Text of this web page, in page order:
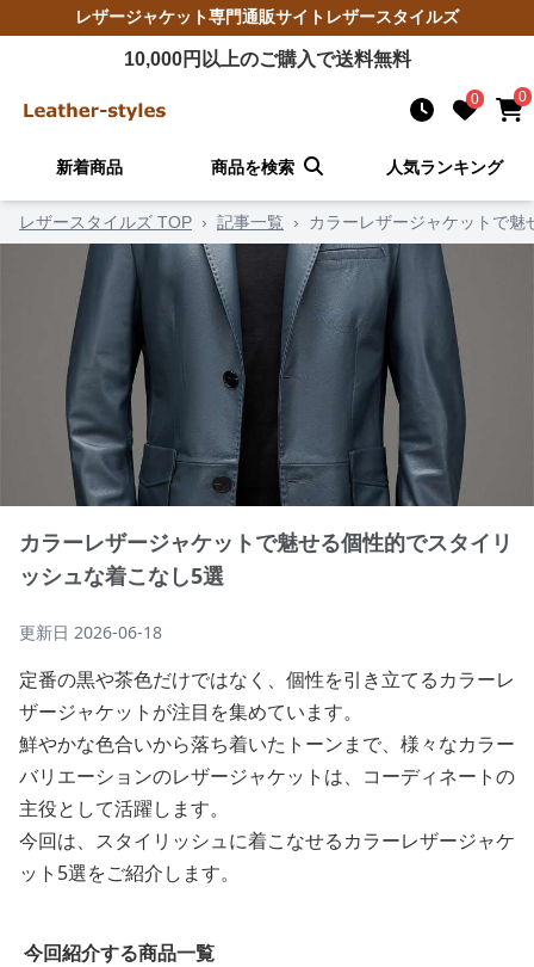
レザージャケット専門通販サイト レザースタイルズ
10,000円以上のご購入で送料無料
0 0
新着商品 商品を検索 人気ランキング
レザースタイルズ TOP › 記事一覧 › カラーレザージャケットで
カラーレザージャケットで魅せる個性的でスタイリ
ッシュな着こなし5選
更新日 2026-06-18
定番の黒や茶色だけではなく、個性を引き立てるカラーレ
ザージャケットが注目を集めています。
鮮やかな色合いから落ち着いたトーンまで、様々なカラー
バリエーションのレザージャケットは、コーディネートの
主役として活躍します。
今回は、スタイリッシュに着こなせるカラーレザージャケ
ット5選をご紹介します。
今回紹介する商品一覧